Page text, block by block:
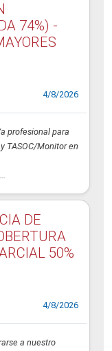
74%) -
4/8/2026
profesional para
TASOC/Monitor en
DE
50%
4/8/2026
a nuestro